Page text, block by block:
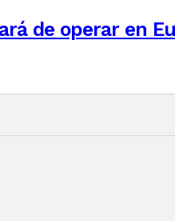
de operar en